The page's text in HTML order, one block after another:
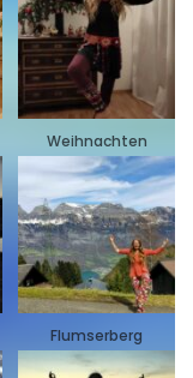
Weihnachten
Flumserberg